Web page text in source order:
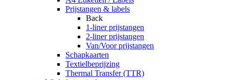
Prijstangen & labels
Back
1-liner prijstangen
2-liner prijstangen
Van/Voor prijstangen
Schapkaarten
Textielbeprijzing
Thermal Transfer (TTR)